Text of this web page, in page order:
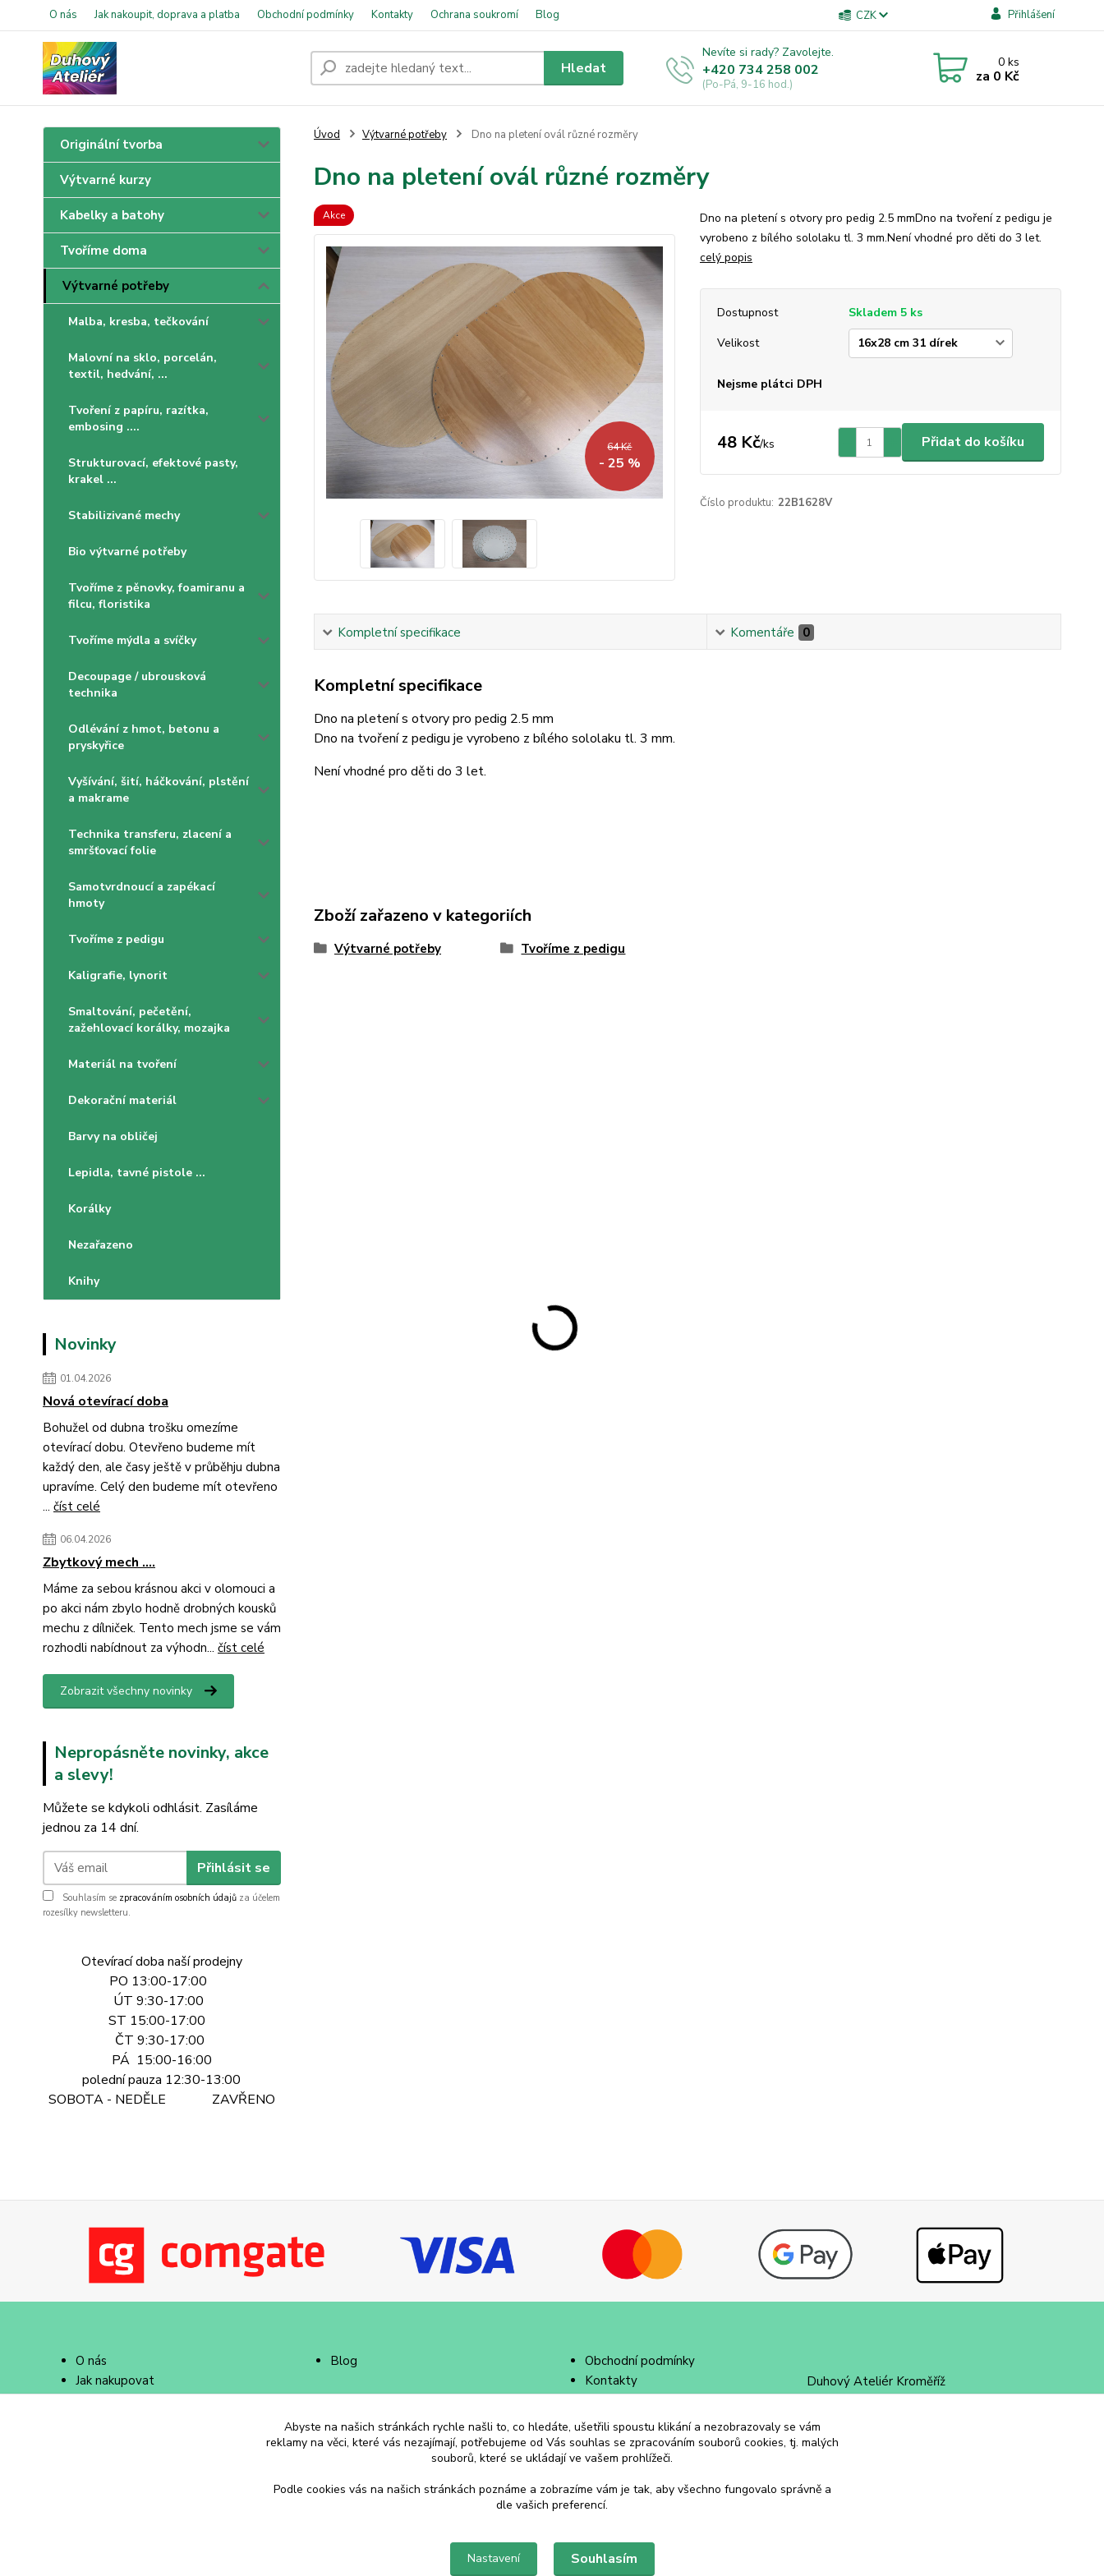
O nás Jak nakoupit, doprava a platba Obchodní podmínky Kontakty Ochrana soukromí Blog CZK Přihlášení
Hledat
Nevíte si rady? Zavolejte.
+420 734 258 002
(Po-Pá, 9-16 hod.)
0ks
za 0 Kč
Originální tvorba
Výtvarné kurzy
Kabelky a batohy
Tvoříme doma
Výtvarné potřeby
Malba, kresba, tečkování
Malovní na sklo, porcelán,
textil, hedvání, ...
Tvoření z papíru, razítka,
embosing ....
Strukturovací, efektové pasty,
krakel ...
Stabilizivané mechy
Bio výtvarné potřeby
Tvoříme z pěnovky, foamiranu a
filcu, floristika
Tvoříme mýdla a svíčky
Decoupage / ubrousková
technika
Odlévání z hmot, betonu a
pryskyřice
Vyšívání, šití, háčkování, plstění
a makrame
Technika transferu, zlacení a
smršťovací folie
Samotvrdnoucí a zapékací
hmoty
Tvoříme z pedigu
Kaligrafie, lynorit
Smaltování, pečetění,
zažehlovací korálky, mozajka
Materiál na tvoření
Dekorační materiál
Barvy na obličej
Lepidla, tavné pistole ...
Korálky
Nezařazeno
Knihy
Novinky
01.04.2026
Nová otevírací doba
Bohužel od dubna trošku omezíme
otevírací dobu. Otevřeno budeme mít
každý den, ale časy ještě v průběhju dubna
upravíme. Celý den budeme mít otevřeno
... číst celé
06.04.2026
Zbytkový mech ....
Máme za sebou krásnou akci v olomouci a
po akci nám zbylo hodně drobných kousků
mechu z dílniček. Tento mech jsme se vám
rozhodli nabídnout za výhodn... číst celé
Zobrazit všechny novinky
Nepropásněte novinky, akce
a slevy!
Můžete se kdykoli odhlásit. Zasíláme
jednou za 14 dní.
Přihlásit se
Souhlasím se zpracováním osobních údajů za účelem
rozesílky newsletteru.
Otevírací doba naší prodejny
PO 13:00-17:00
ÚT 9:30-17:00
ST 15:00-17:00
ČT 9:30-17:00
PÁ 15:00-16:00
polední pauza 12:30-13:00
SOBOTA - NEDĚLE ZAVŘENO
Úvod Výtvarné potřeby Dno na pletení ovál různé rozměry
Dno na pletení ovál různé rozměry
Akce
64 Kč
- 25 %
Dno na pletení s otvory pro pedig 2.5 mmDno na tvoření z pedigu je
vyrobeno z bílého sololaku tl. 3 mm.Není vhodné pro děti do 3 let.
celý popis
Dostupnost
Skladem 5 ks
Velikost
Nejsme plátci DPH
48 Kč/ks Přidat do košíku
Číslo produktu: 22B1628V
Kompletní specifikace Komentáře 0
Kompletní specifikace
Dno na pletení s otvory pro pedig 2.5 mm
Dno na tvoření z pedigu je vyrobeno z bílého sololaku tl. 3 mm.
Není vhodné pro děti do 3 let.
Zboží zařazeno v kategoriích
Výtvarné potřeby Tvoříme z pedigu
O nás
Jak nakupovat
Doprava a platba
Blog
Obchodní podmínky
Kontakty
Duhový Ateliér Kroměříž
+420 734 258 002
Abyste na našich stránkách rychle našli to, co hledáte, ušetřili spoustu klikání a nezobrazovaly se vám
reklamy na věci, které vás nezajímají, potřebujeme od Vás souhlas se zpracováním souborů cookies, tj. malých
souborů, které se ukládají ve vašem prohlížeči.
Podle cookies vás na našich stránkách poznáme a zobrazíme vám je tak, aby všechno fungovalo správně a
dle vašich preferencí.
Nastavení Souhlasím